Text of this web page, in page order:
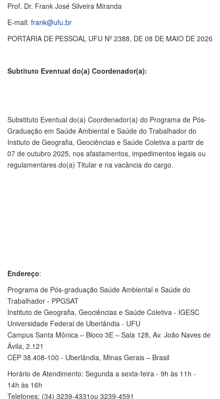
Prof. Dr. Frank José Silveira Miranda
E-mail: frank@ufu.br
PORTARIA DE PESSOAL UFU Nº 2388, DE 08 DE MAIO DE 2026
Subtituto Eventual do(a) Coordenador(a):
Substituto Eventual do(a) Coordenador(a) do Programa de Pós-
Graduação em Saúde Ambiental e Saúde do Trabalhador do
Instiuto de Geografia, Geociências e Saúde Coletiva a partir de
07 de outubro 2025, nos afastamentos, impedimentos legais ou
regulamentares do(a) Titular e na vacância do cargo.
Endereço:
Programa de Pós-graduação Saúde Ambiental e Saúde do
Trabalhador - PPGSAT
Instituto de Geografia, Geociências e Saúde Coletiva - IGESC
Universidade Federal de Uberlândia - UFU
Campus Santa Mônica – Bloco 3E – Sala 128, Av. João Naves de
Ávila, 2.121
CEP 38.408-100 - Uberlândia, Minas Gerais – Brasil
Horário de Atendimento: Segunda a sexta-feira - 9h às 11h -
14h às 16h
Telefones: (34) 3239-4331ou 3239-4591